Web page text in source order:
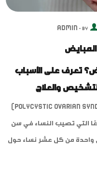
By -
Admin
تعرف على الأسباب
والعلاج
تُعد متلازمة تكيس المبايض (Polycystic Ovarian Syndrome)
التي تصيب النساء في سن
واحدة من كل عشر نساء حول